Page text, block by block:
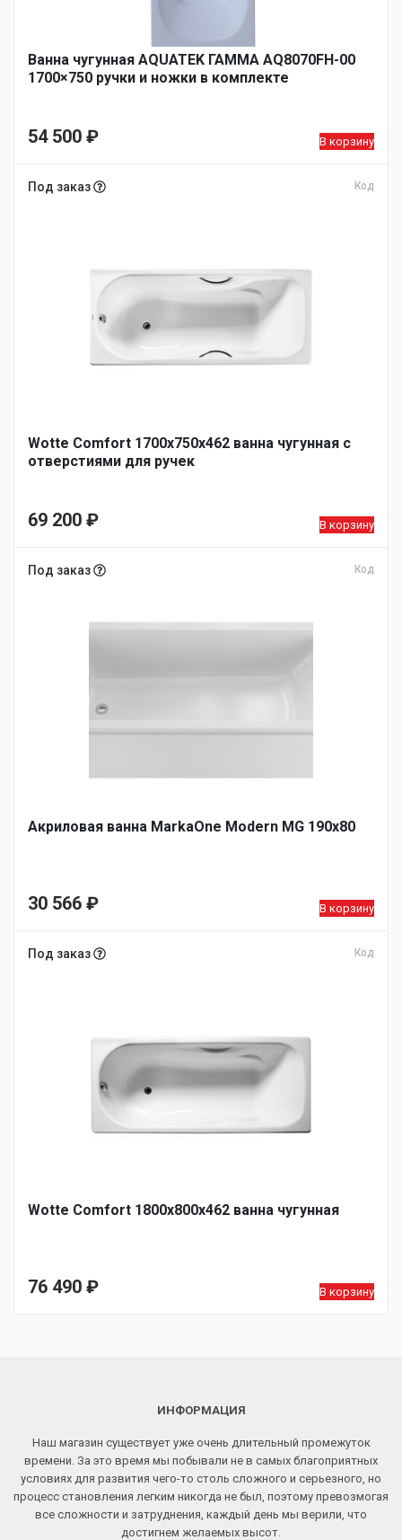
Ванна чугунная AQUATEK ГАММА AQ8070FH-00
1700×750 ручки и ножки в комплекте
54 500 ₽ В корзину
Под заказ Код
Wotte Comfort 1700х750х462 ванна чугунная c
отверстиями для ручек
69 200 ₽ В корзину
Под заказ Код
Акриловая ванна MarkaOne Modern MG 190х80
30 566 ₽ В корзину
Под заказ Код
Wotte Comfort 1800х800х462 ванна чугунная
76 490 ₽ В корзину
ИНФОРМАЦИЯ
Наш магазин существует уже очень длительный промежуток
времени. За это время мы побывали не в самых благоприятных
условиях для развития чего-то столь сложного и серьезного, но
процесс становления легким никогда не был, поэтому превозмогая
все сложности и затруднения, каждый день мы верили, что
достигнем желаемых высот.